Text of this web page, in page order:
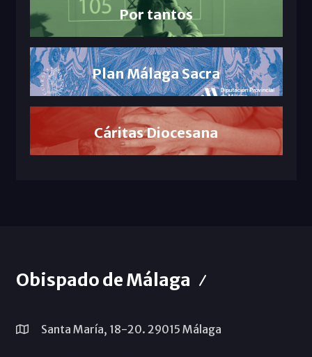
Por tantos
Plan Málaga Sacra
Cáritas Diocesana
Obispado de Málaga
Santa María, 18-20. 29015 Málaga